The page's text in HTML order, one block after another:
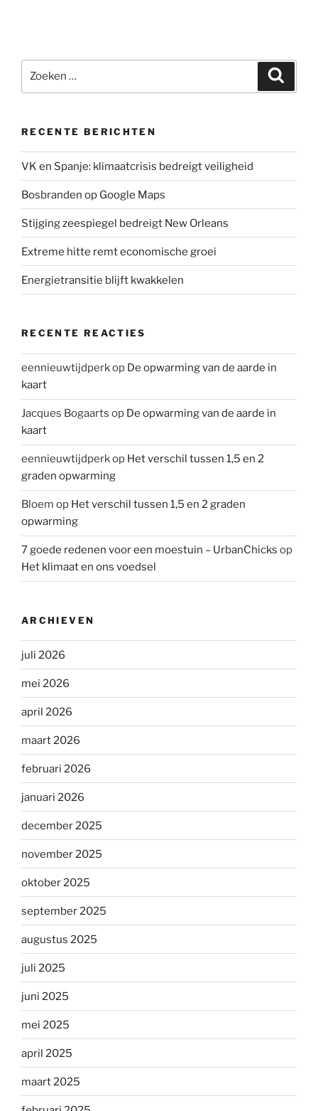
naar:
RECENTE BERICHTEN
VK en Spanje: klimaatcrisis bedreigt veiligheid
Bosbranden op Google Maps
Stijging zeespiegel bedreigt New Orleans
Extreme hitte remt economische groei
Energietransitie blijft kwakkelen
RECENTE REACTIES
eennieuwtijdperkop De opwarming van de aarde in
kaart
Jacques Bogaarts op De opwarming van de aarde in
kaart
eennieuwtijdperkop Het verschil tussen 1,5 en 2
graden opwarming
Bloem op Het verschil tussen 1,5 en 2 graden
opwarming
7 goede redenen voor een moestuin – UrbanChicks op
Het klimaat en ons voedsel
ARCHIEVEN
juli 2026
mei 2026
april 2026
maart 2026
februari 2026
januari 2026
december 2025
november 2025
oktober 2025
september 2025
augustus 2025
juli 2025
juni 2025
mei 2025
april 2025
maart 2025